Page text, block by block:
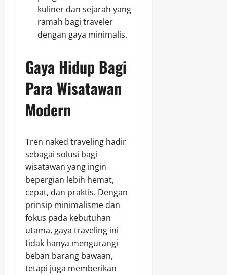
kuliner dan sejarah yang
ramah bagi traveler
dengan gaya minimalis.
Gaya Hidup Bagi
Para Wisatawan
Modern
Tren naked traveling hadir
sebagai solusi bagi
wisatawan yang ingin
bepergian lebih hemat,
cepat, dan praktis. Dengan
prinsip minimalisme dan
fokus pada kebutuhan
utama, gaya traveling ini
tidak hanya mengurangi
beban barang bawaan,
tetapi juga memberikan